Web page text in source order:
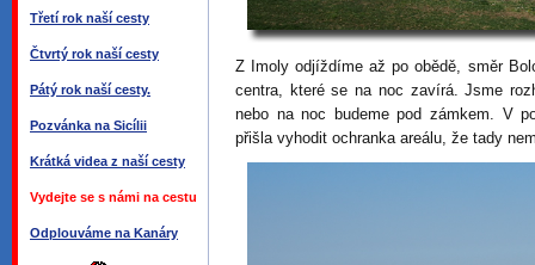
Třetí rok naší cesty
Čtvrtý rok naší cesty
Pátý rok naší cesty.
Pozvánka na Sicílii
Krátká videa z naší cesty
Vydejte se s námi na cestu
Odplouváme na Kanáry
Z Imoly odjíždíme až po obědě, směr
centra, které se na noc zavírá. Jsme
nebo na noc budeme pod zámkem. V
přišla vyhodit ochranka areálu, že tady